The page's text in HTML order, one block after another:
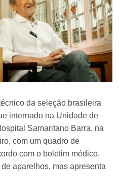
da seleção brasileira
internado na Unidade de
Samaritano Barra, na
com um quadro de
com o boletim médico,
aparelhos, mas apresenta